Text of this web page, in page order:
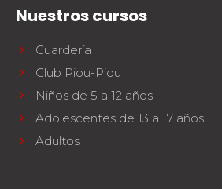
Saboya 83
Alta Saboya
Isère 17
Alpes del sur 33
Macizo Central 4
Pirineos
Del Ourson a la Étoile d'Or
Adolescentes y adultos
Todos los niveles
Performance
Mídete con otros competidores
Bank Slalom Boarder
Les résultats par épreuves
Les résultats par épreuves
Nuestros cursos
Guardería
Club Piou-Piou
Niños de 5 a 12 años
Adolescentes de 13 a 17 años
Adultos